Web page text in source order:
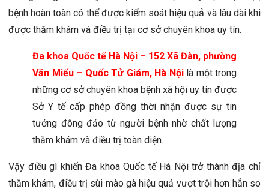
bệnh hoàn toàn có thể được kiểm soát hiệu quả và lâu dài khi
được thăm khám và điều trị tại cơ sở chuyên khoa uy tín.
Đa khoa Quốc tế Hà Nội – 152 Xã Đàn, phường
Văn Miếu – Quốc Tử Giám, Hà Nộilà một trong
những cơ sở chuyên khoa bệnh xã hội uy tín được
Sở Y tế cấp phép đồng thời nhận được sự tin
tưởng đông đảo từ người bệnh nhờ chất lượng
thăm khám và điều trị toàn diện.
Vậy điều gì khiến Đa khoa Quốc tế Hà Nội trở thành địa chỉ
thăm khám, điều trị sùi mào gà hiệu quả vượt trội hơn hẳn so